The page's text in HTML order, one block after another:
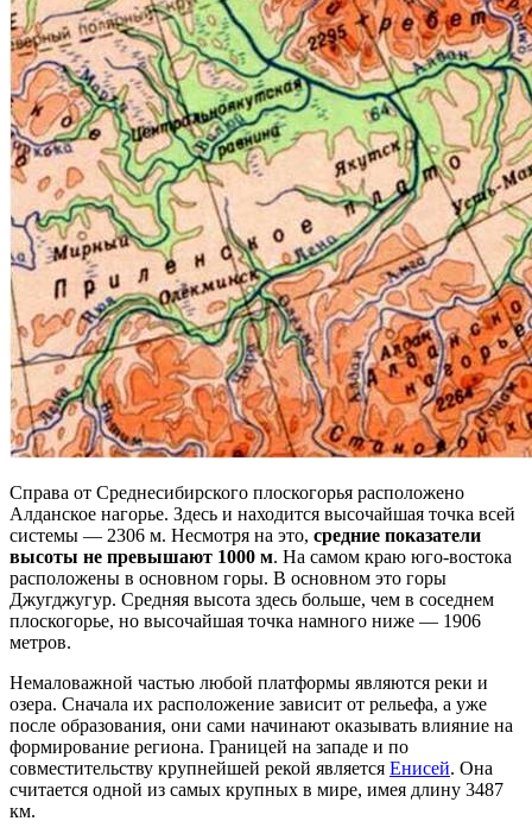
Справа от Среднесибирского плоскогорья расположено
Алданское нагорье. Здесь и находится высочайшая точка всей
системы — 2306 м. Несмотря на это, средние показатели
высоты не превышают 1000 м. На самом краю юго-востока
расположены в основном горы. В основном это горы
Джугджугур. Средняя высота здесь больше, чем в соседнем
плоскогорье, но высочайшая точка намного ниже — 1906
метров.
Немаловажной частью любой платформы являются реки и
озера. Сначала их расположение зависит от рельефа, а уже
после образования, они сами начинают оказывать влияние на
формирование региона. Границей на западе и по
совместительству крупнейшей рекой является Енисей. Она
считается одной из самых крупных в мире, имея длину 3487
км.